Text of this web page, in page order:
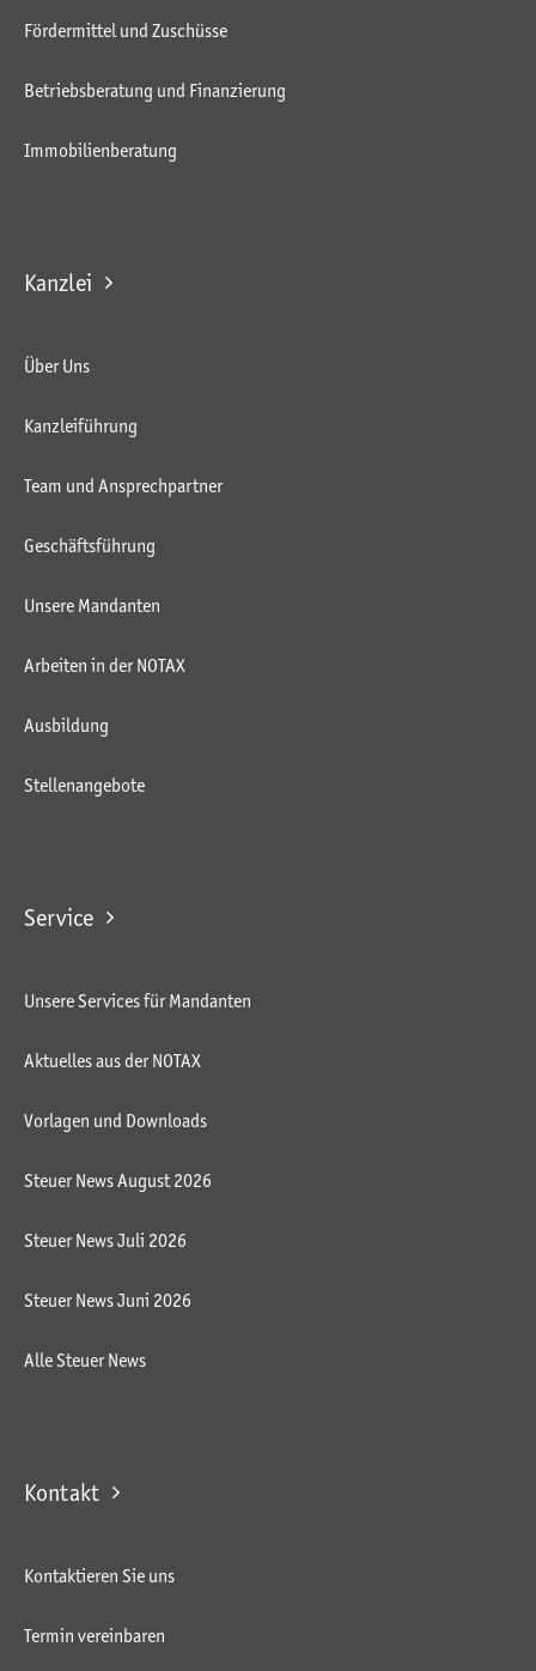
Fördermittel und Zuschüsse
Betriebsberatung und Finanzierung
Immobilienberatung
Kanzlei
Über Uns
Kanzleiführung
Team und Ansprechpartner
Geschäftsführung
Unsere Mandanten
Arbeiten in der NOTAX
Ausbildung
Stellenangebote
Service
Unsere Services für Mandanten
Aktuelles aus der NOTAX
Vorlagen und Downloads
Steuer News August 2026
Steuer News Juli 2026
Steuer News Juni 2026
Alle Steuer News
Kontakt
Kontaktieren Sie uns
Termin vereinbaren